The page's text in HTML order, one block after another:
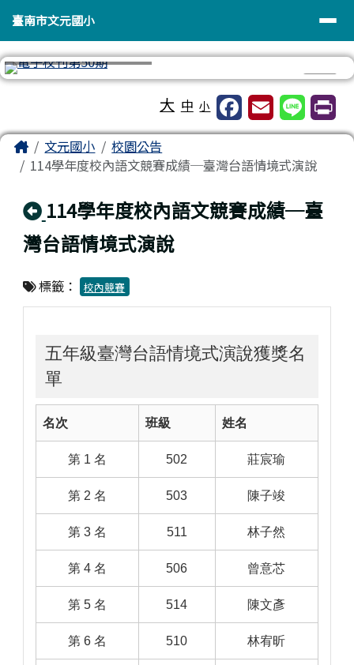
臺南市文元國小
導覽列
臺南市文元國小
大 中 小
主內容區域
Home文元國小
校園公告
114學年度校內語文競賽成績─臺灣台語情境式演說
回上頁
114學年度校內語文競賽成績─臺
灣台語情境式演說
標籤： 校內競賽
五年級臺灣台語情境式演說獲獎名
單
名次 班級 姓名
第 1 名 502 莊宸瑜
第 2 名 503 陳子竣
第 3 名 511 林子然
第 4 名 506 曾意芯
第 5 名 514 陳文彥
第 6 名 510 林宥昕
頁尾區域